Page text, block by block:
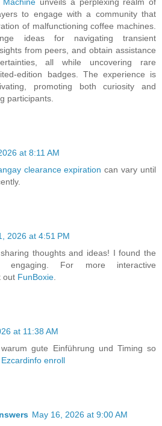
to engage with a community that
of malfunctioning coffee machines.
ideas for navigating transient
from peers, and obtain assistance
all while uncovering rare
edition badges. The experience is
promoting both curiosity and
participants.
at 8:11 AM
clearance expiration can vary until
2026 at 4:51 PM
thoughts and ideas! I found the
engaging. For more interactive
out FunBoxie
at 11:38 AM
gute Einführung und Timing so
Ezcardinfo enroll
May 16, 2026 at 9:00 AM